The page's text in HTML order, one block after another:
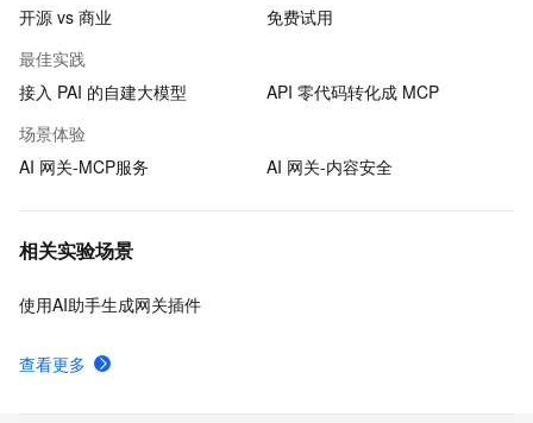
开源 vs 商业
免费试用
最佳实践
接入 PAI 的自建大模型
API 零代码转化成 MCP
场景体验
AI 网关-MCP服务
AI 网关-内容安全
相关实验场景
使用AI助手生成网关插件
查看更多